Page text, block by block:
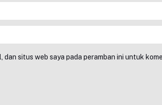
dan situs web saya pada peramban ini untuk